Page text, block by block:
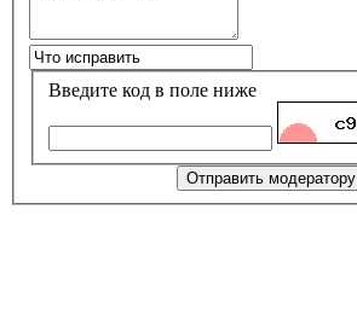
Введите код в поле ниже
Отправить модератору